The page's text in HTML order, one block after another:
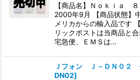
【商品名】Ｎｏｋｉａ ８
2000年9月 【商品状態】
メリカからの輸入品です
リックポストは当商品と合
宅急便、ＥＭＳは…
Ｊフォン Ｊ－ＤＮ０２
DN02]